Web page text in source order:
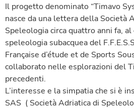
Il progetto denominato “Timavo
nasce da una lettera della Società
Speleologia circa quattro anni fa,
speleologia subacquea del
Française d’étude et de Sports
collaborato nelle esplorazioni del
precedenti.
L’interesse e la simpatia che si è
SAS ( Società Adriatica di